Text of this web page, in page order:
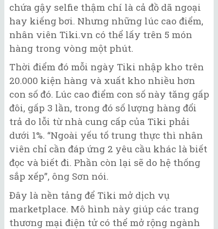
chứa gậy selfie thậm chí là cả đồ dã ngoại
hay kiếng bơi. Nhưng những lúc cao điểm,
nhân viên Tiki.vn có thể lấy trên 5 món
hàng trong vòng một phút.
Thời điểm đó mỗi ngày Tiki nhập kho trên
20.000 kiện hàng và xuất kho nhiều hơn
con số đó. Lúc cao điểm con số này tăng gấp
đôi, gấp 3 lần, trong đó số lượng hàng đổi
trả do lỗi từ nhà cung cấp của Tiki phải
dưới 1%. “Ngoài yếu tố trung thực thì nhân
viên chỉ cần đáp ứng 2 yêu cầu khác là biết
đọc và biết đi. Phần còn lại sẽ do hệ thống
sắp xếp”, ông Sơn nói.
Đây là nền tảng để Tiki mở dịch vụ
marketplace. Mô hình này giúp các trang
thương mại điện tử có thể mở rộng ngành